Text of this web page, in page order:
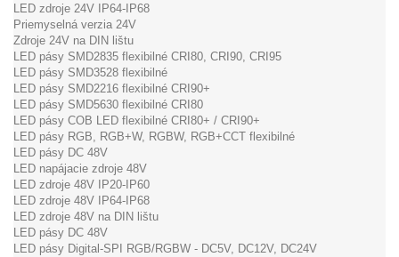
LED zdroje 24V IP64-IP68
Priemyselná verzia 24V
Zdroje 24V na DIN lištu
LED pásy SMD2835 flexibilné CRI80, CRI90, CRI95
LED pásy SMD3528 flexibilné
LED pásy SMD2216 flexibilné CRI90+
LED pásy SMD5630 flexibilné CRI80
LED pásy COB LED flexibilné CRI80+ / CRI90+
LED pásy RGB, RGB+W, RGBW, RGB+CCT flexibilné
LED pásy DC 48V
LED napájacie zdroje 48V
LED zdroje 48V IP20-IP60
LED zdroje 48V IP64-IP68
LED zdroje 48V na DIN lištu
LED pásy DC 48V
LED pásy Digital-SPI RGB/RGBW - DC5V, DC12V, DC24V